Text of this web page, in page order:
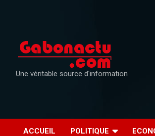
Une véritable source d'information
ACCUEIL POLITIQUE